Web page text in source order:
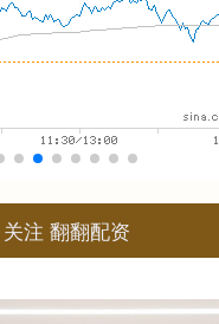
关注 翻翻配资